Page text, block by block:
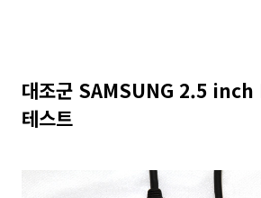
대조군 SAMSUNG 2.5
테스트